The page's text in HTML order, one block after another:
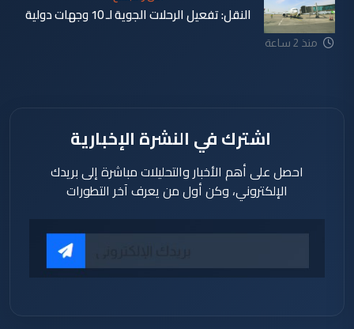
منذ 45
دقيقة
منذ 2 ساعة
النقل: تفعيل الرحلات الجوية لـ 10 وجهات دولية
اشترك في النشرة الإخبارية
احصل على أهم الأخبار والتحليلات مباشرة إلى بريدك
الإلكتروني، وكن أول من يعرف آخر التطورات